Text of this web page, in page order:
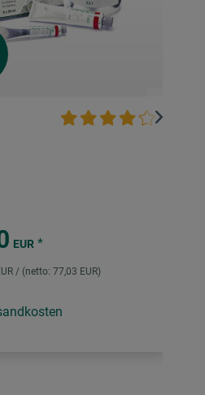
EUR *
/ (netto: 77,03 EUR)